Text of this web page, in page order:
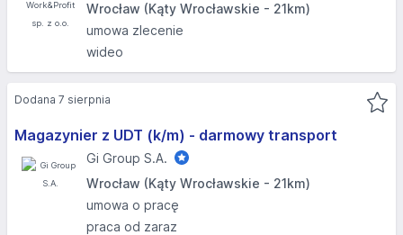
Wrocław (Kąty Wrocławskie - 21km)
umowa zlecenie
wideo
Magazynier z UDT (k/m) - darmowy transport
Gi Group S.A.
Wrocław (Kąty Wrocławskie - 21km)
umowa o pracę
praca od zaraz
Dodana 7 sierpnia